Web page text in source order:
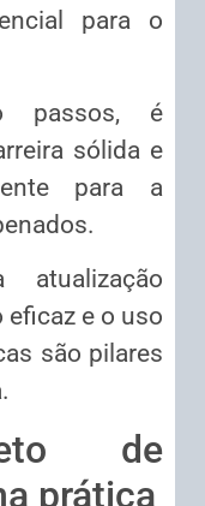
para o
passos, é
sólida e
para a
e o uso
são pilares
de
prática